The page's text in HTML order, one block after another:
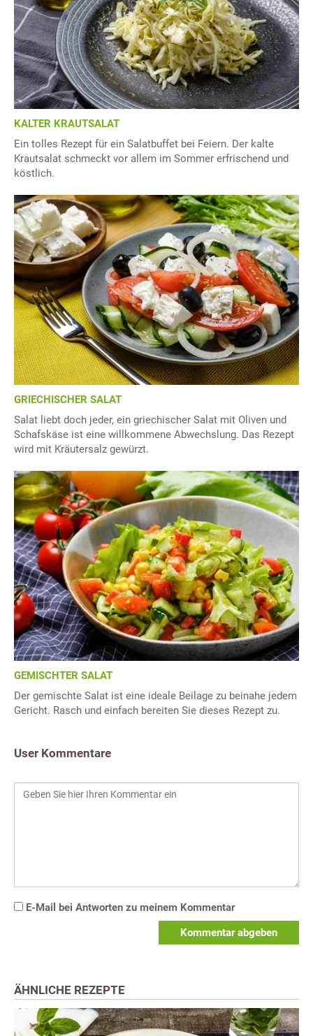
KALTER KRAUTSALAT
Ein tolles Rezept für ein Salatbuffet bei Feiern. Der kalte
Krautsalat schmeckt vor allem im Sommer erfrischend und
köstlich.
GRIECHISCHER SALAT
Salat liebt doch jeder, ein griechischer Salat mit Oliven und
Schafskäse ist eine willkommene Abwechslung. Das Rezept
wird mit Kräutersalz gewürzt.
GEMISCHTER SALAT
Der gemischte Salat ist eine ideale Beilage zu beinahe jedem
Gericht. Rasch und einfach bereiten Sie dieses Rezept zu.
User Kommentare
E-Mail bei Antworten zu meinem Kommentar
Kommentar abgeben
ÄHNLICHE REZEPTE